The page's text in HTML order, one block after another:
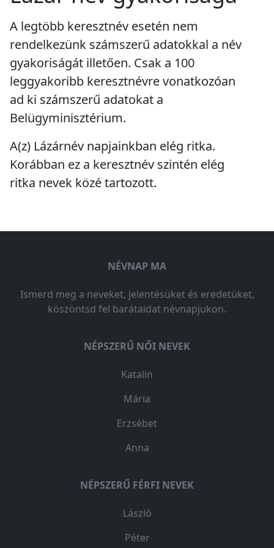
A legtöbb keresztnév esetén nem
rendelkezünk számszerű adatokkal a név
gyakoriságát illetően. Csak a 100
leggyakoribb keresztnévre vonatkozóan
ad ki számszerű adatokat a
Belügyminisztérium.
A(z) Lázárnév napjainkban elég ritka.
Korábban ez a keresztnév szintén elég
ritka nevek közé tartozott.
NÉVNAP MA
Ismerd meg a neveket, jelentésüket és eredetüket,
köszöntsd fel barátaidat névnapjukon.
NÉPSZERŰ NŐI NEVEK
Katalin
Mária
Erzsébet
Anna
NÉPSZERŰ FÉRFI NEVEK
László
Péter